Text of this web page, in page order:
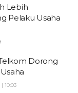
Lebih
Pelaku Usaha
Dorong
10:03